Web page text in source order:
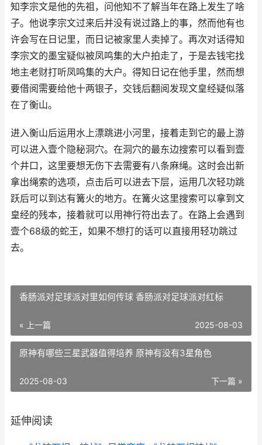
知李宗文是他的先祖，问他知不了解当年在路上发生了啥
子。他说李宗文过来后并没有说过路上的事，然而他有也
许会写在日记里，而日记被家里人卖掉了。再次对话得知
李宗文的墨宝疑似被凤鸣集的大户拍走了，于是去钱宅找
地主老财打听凤鸣集的大户。得知日记在他手里，然而想
要借阅需要给他十两银子，交钱后翻阅发现文皇经疑似落
在了衡山。
进入衡山后运用水上漂跳进小河里，接着走到它的最上游
可以进入壹个隐秘洞穴。在洞穴的最东边搜索可以看到壹
个井口，这里要想无伤下去需要有八条麻绳。这时会出新
拿出绳索的选项，点击后可以进去下层，运用几次轻功跳
跃后可以到达有篝火的地方。在篝火这里搜索可以拿到文
皇经的残本，接着就可以用神行符出去了。在路上会遇到
壹个68级的蛇王，如果不想打的话可以直接用轻功跳过
去。
香肠派对足球派对里如何传球 香肠派对足球派对红标
« 上一篇 2025-08-03
原神有哪些三星武器值得培养 原神有没有3星角色
下一篇 »
2025-08-03
延伸阅读